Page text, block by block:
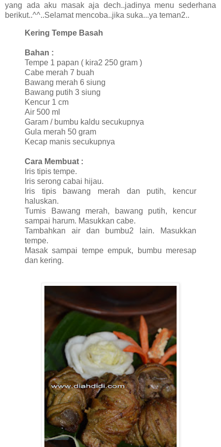
yang ada aku masak aja dech..jadinya menu sederhana
berikut..^^..Selamat mencoba..jika suka...ya teman2..
Kering Tempe Basah
Bahan :
Tempe 1 papan ( kira2 250 gram )
Cabe merah 7 buah
Bawang merah 6 siung
Bawang putih 3 siung
Kencur 1 cm
Air 500 ml
Garam / bumbu kaldu secukupnya
Gula merah 50 gram
Kecap manis secukupnya
Cara Membuat :
Iris tipis tempe.
Iris serong cabai hijau.
Iris tipis bawang merah dan putih, kencur
haluskan.
Tumis Bawang merah, bawang putih, kencur
sampai harum. Masukkan cabe.
Tambahkan air dan bumbu2 lain. Masukkan
tempe.
Masak sampai tempe empuk, bumbu meresap
dan kering.